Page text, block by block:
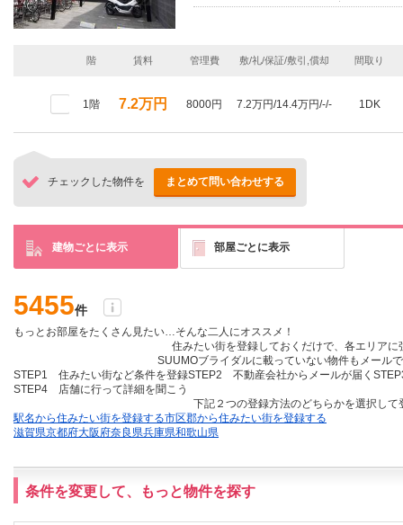
階 賃料 管理費 敷/礼/保証/敷引,償却 間取り
1階 7.2万円 8000円 7.2万円/14.4万円/-/- 1DK
チェックした物件を まとめて問い合わせする
建物ごとに表示 部屋ごとに表示
5455件
もっとお部屋をたくさん見たい…そんな二人にオススメ！
住みたい街を登録しておくだけで、各エリアに
SUUMOブライダルに載っていない物件も メール
STEP1 住みたい街など条件を登録STEP2 不動産会社からメールが届く
STEP4 店舗に行って詳細を聞こう
下記２つの登録方法のどちらかを選択して
駅名から住みたい街を登録する市区郡から住みたい街を登録する
滋賀県京都府大阪府奈良県兵庫県和歌山県
条件を変更して、もっと物件を探す